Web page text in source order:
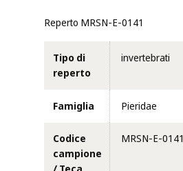
Reperto MRSN-E-0141
Tipo di
reperto
invertebrati
Famiglia Pieridae
Codice
campione
MRSN-E-0141